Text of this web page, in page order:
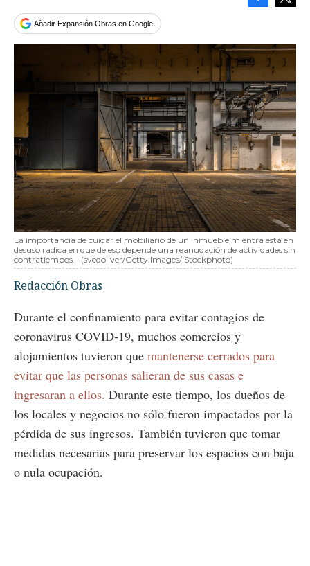
Añadir Expansión Obras en Google
La importancia de cuidar el mobiliario de un inmueble mientra está en
desuso radica en que de eso depende una reanudación de actividades sin
contratiempos.
(svedoliver/Getty Images/iStockphoto)
Redacción Obras
Durante el confinamiento para evitar contagios de
coronavirus COVID-19, muchos comercios y
alojamientos tuvieron que mantenerse cerrados para
evitar que las personas salieran de sus casas e
ingresaran a ellos. Durante este tiempo, los dueños de
los locales y negocios no sólo fueron impactados por la
pérdida de sus ingresos. También tuvieron que tomar
medidas necesarias para preservar los espacios con baja
o nula ocupación.